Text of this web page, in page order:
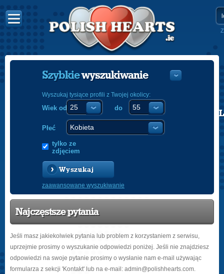
POLISH
Szybkiewyszukiwanie
Wyszukaj tysiące profili z Twojej okolicy:
Wiek od do
Płeć
tylko ze
zdjęciem
Wyszukaj
zaawansowane wyszukiwanie
Najczęstsze pytania
Jeśli masz jakiekolwiek pytania lub problem z korzystaniem z serwisu,
uprzejmie prosimy o wyszukanie odpowiedzi poniżej. Jeśli nie znajdziesz
odpowiedzi na swoje pytanie prosimy o wysłanie nam e-mail używając
formularza z sekcji 'Kontakt' lub na e-mail: admin@polishhearts.com.